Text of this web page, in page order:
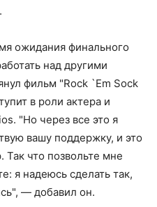
ожидания финального
над другими
фильм "Rock `Em Sock
в роли актера и
"Но через все это я
вашу поддержку, и это
что позвольте мне
я надеюсь сделать так,
— добавил он.